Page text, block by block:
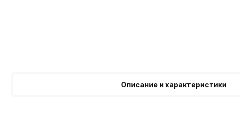
Описание и характеристики